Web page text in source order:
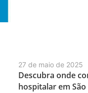
27 de maio de 2025
Descubra onde
hospitalar em São